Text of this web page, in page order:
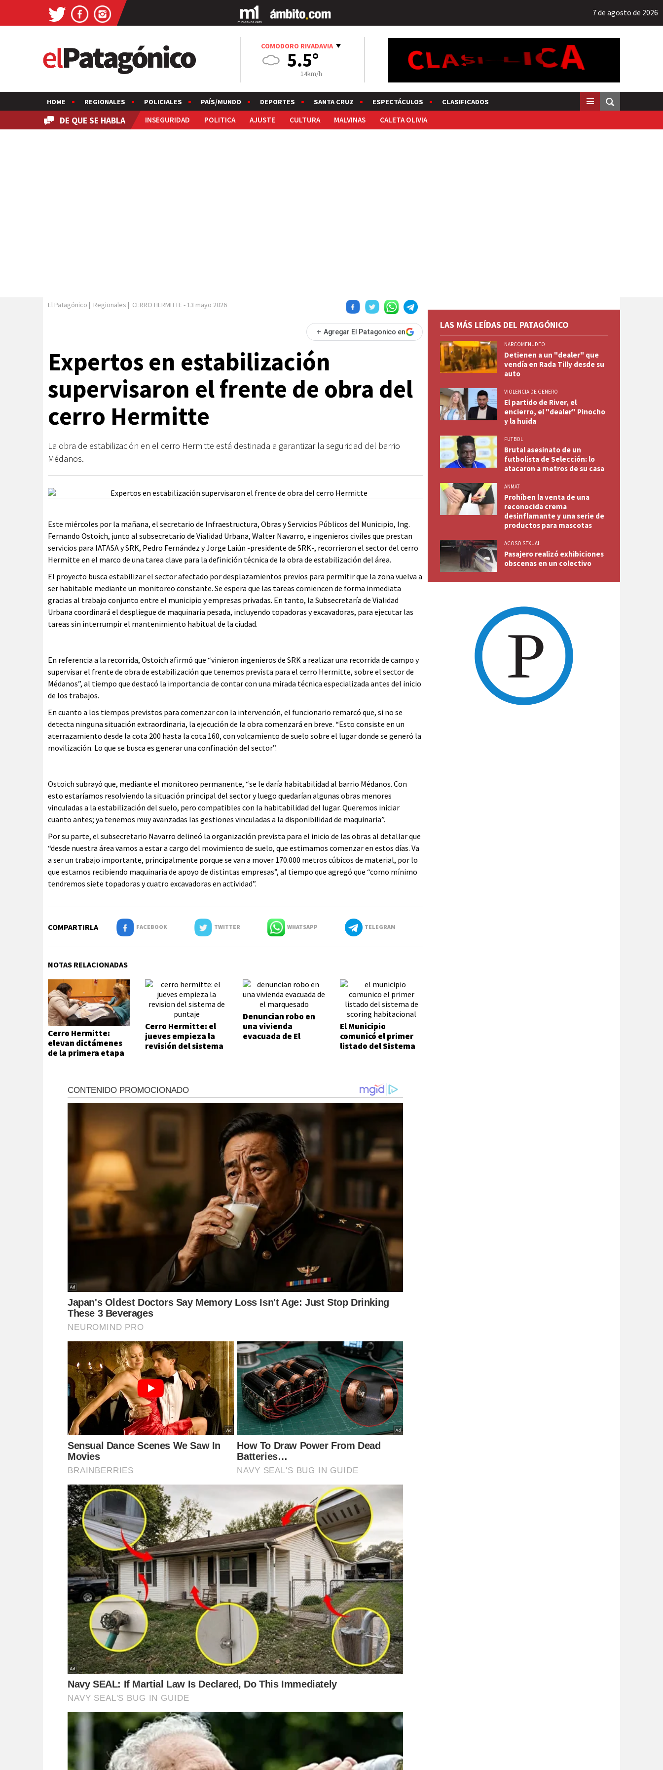
7 de agosto de 2026
COMODORO RIVADAVIA
5.5°
14km/h
HOME REGIONALES POLICIALES PAÍS/MUNDO DEPORTES SANTA CRUZ ESPECTÁCULOS CLASIFICADOS
DE QUE SE HABLA INSEGURIDAD POLITICA AJUSTE CULTURA MALVINAS CALETA OLIVIA
El Patagónico | Regionales | CERRO HERMITTE- 13 mayo 2026
+ Agregar El Patagonico en
Expertos en estabilización
supervisaron el frente de obra del
cerro Hermitte
La obra de estabilización en el cerro Hermitte está destinada a garantizar la seguridad del barrio
Médanos.
Este miércoles por la mañana, el secretario de Infraestructura, Obras y Servicios Públicos del Municipio, Ing.
Fernando Ostoich, junto al subsecretario de Vialidad Urbana, Walter Navarro, e ingenieros civiles que prestan
servicios para IATASA y SRK, Pedro Fernández y Jorge Laiún -presidente de SRK-, recorrieron el sector del cerro
Hermitte en el marco de una tarea clave para la definición técnica de la obra de estabilización del área.
El proyecto busca estabilizar el sector afectado por desplazamientos previos para permitir que la zona vuelva a
ser habitable mediante un monitoreo constante. Se espera que las tareas comiencen de forma inmediata
gracias al trabajo conjunto entre el municipio y empresas privadas. En tanto, la Subsecretaría de Vialidad
Urbana coordinará el despliegue de maquinaria pesada, incluyendo topadoras y excavadoras, para ejecutar las
tareas sin interrumpir el mantenimiento habitual de la ciudad.
En referencia a la recorrida, Ostoich afirmó que “vinieron ingenieros de SRK a realizar una recorrida de campo y
supervisar el frente de obra de estabilización que tenemos prevista para el cerro Hermitte, sobre el sector de
Médanos”, al tiempo que destacó la importancia de contar con una mirada técnica especializada antes del inicio
de los trabajos.
En cuanto a los tiempos previstos para comenzar con la intervención, el funcionario remarcó que, si no se
detecta ninguna situación extraordinaria, la ejecución de la obra comenzará en breve. “Esto consiste en un
aterrazamiento desde la cota 200 hasta la cota 160, con volcamiento de suelo sobre el lugar donde se generó la
movilización. Lo que se busca es generar una confinación del sector”.
Ostoich subrayó que, mediante el monitoreo permanente, “se le daría habitabilidad al barrio Médanos. Con
esto estaríamos resolviendo la situación principal del sector y luego quedarían algunas obras menores
vinculadas a la estabilización del suelo, pero compatibles con la habitabilidad del lugar. Queremos iniciar
cuanto antes; ya tenemos muy avanzadas las gestiones vinculadas a la disponibilidad de maquinaria”.
Por su parte, el subsecretario Navarro delineó la organización prevista para el inicio de las obras al detallar que
“desde nuestra área vamos a estar a cargo del movimiento de suelo, que estimamos comenzar en estos días. Va
a ser un trabajo importante, principalmente porque se van a mover 170.000 metros cúbicos de material, por lo
que estamos recibiendo maquinaria de apoyo de distintas empresas”, al tiempo que agregó que “como mínimo
tendremos siete topadoras y cuatro excavadoras en actividad”.
COMPARTIRLA FACEBOOK TWITTER WHATSAPP TELEGRAM
NOTAS RELACIONADAS
Cerro Hermitte:
elevan dictámenes
de la primera etapa
Cerro Hermitte: el
jueves empieza la
revisión del sistema
Denuncian robo en
una vivienda
evacuada de El
El Municipio
comunicó el primer
listado del Sistema
LAS MÁS LEÍDAS DEL PATAGÓNICO
NARCOMENUDEO
Detienen a un "dealer" que
vendía en Rada Tilly desde su
auto
VIOLENCIA DE GENERO
El partido de River, el
encierro, el "dealer" Pinocho
y la huida
FUTBOL
Brutal asesinato de un
futbolista de Selección: lo
atacaron a metros de su casa
ANMAT
Prohíben la venta de una
reconocida crema
desinflamante y una serie de
productos para mascotas
ACOSO SEXUAL
Pasajero realizó exhibiciones
obscenas en un colectivo